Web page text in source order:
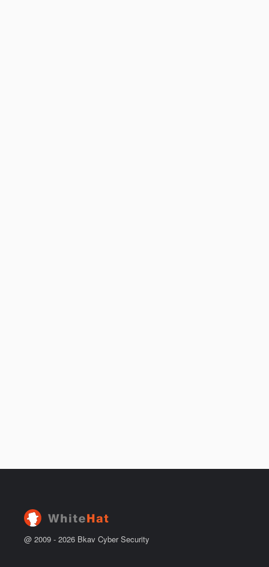
@ 2009 - 2026 Bkav Cyber Security